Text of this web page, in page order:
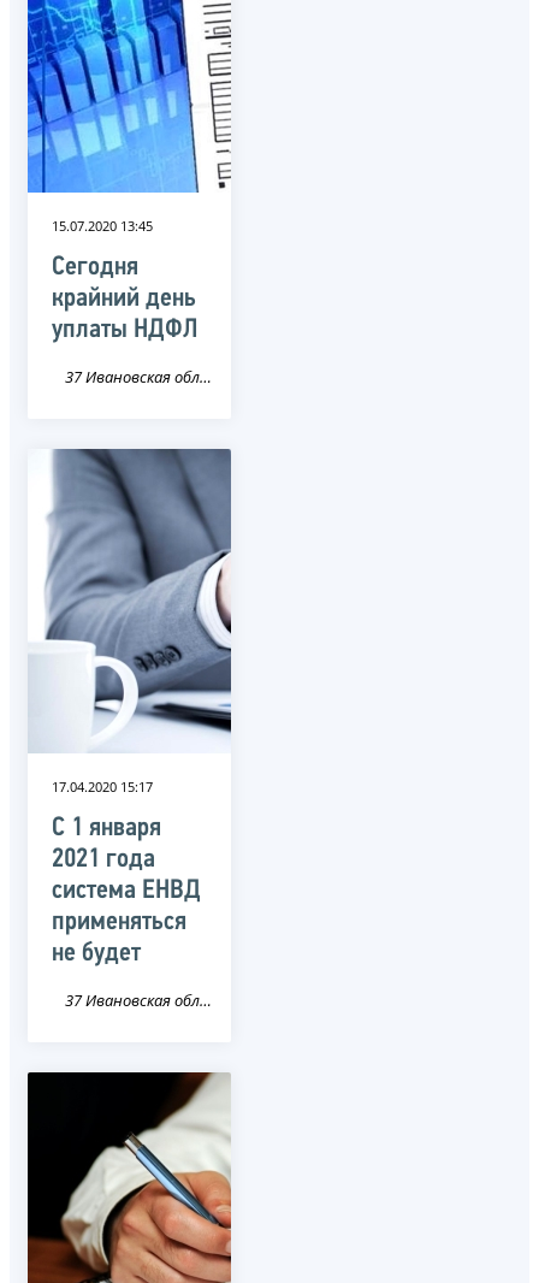
15.07.2020 13:45
Сегодня
крайний день
уплаты НДФЛ
37 Ивановская область
17.04.2020 15:17
С 1 января
2021 года
система ЕНВД
применяться
не будет
37 Ивановская область